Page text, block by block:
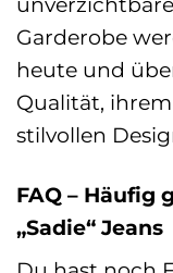
Garderobe
heute und
Qualität,
stilvollen
FAQ – Häufig
„Sadie“ Jeans